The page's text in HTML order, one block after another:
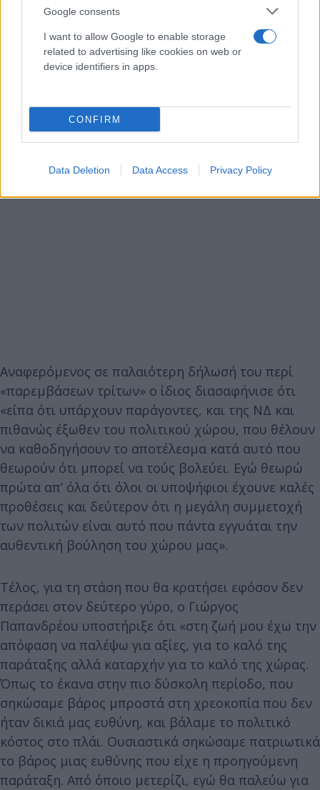
Google consents
I want to allow Google to enable storage
related to advertising like cookies on web or
device identifiers in apps.
CONFIRM
Data Deletion Data Access Privacy Policy
Αναφερόμενος σε παλαιότερη δήλωσή του περί
«παρεμβάσεων τρίτων» ο ίδιος διασαφήνισε ότι
«είπα ότι υπάρχουν παράγοντες, και της ΝΔ και
πιθανώς έξωθεν του πολιτικού χώρου, που θέλουν
να καθοδηγήσουν το αποτέλεσμα κατά αυτό που
θεωρούν ότι μπορεί να τούς βολεύει. Εγώ θεωρώ
πρώτα απ’ όλα ότι όλοι οι υποψήφιοι έχουνε καλές
προθέσεις και δεύτερον ότι η μεγάλη συμμετοχή
των πολιτών είναι αυτό που πάντα εγγυάται την
αυθεντική βούληση του χώρου μας».
Τέλος, για τη στάση που θα κρατήσει εφόσον δεν
περάσει στον δεύτερο γύρο, ο Γιώργος
Παπανδρέου υποστήριξε ότι «στη ζωή μου έχω την
απόφαση να παλέψω για αξίες, για το καλό της
παράταξης αλλά καταρχήν για το καλό της χώρας.
Όπως το έκανα στην πιο δύσκολη περίοδο, που
σηκώσαμε βάρος μπροστά στη χρεοκοπία που δεν
ήταν δικιά μας ευθύνη, και βάλαμε το πολιτικό
κόστος στο πλάι. Ουσιαστικά σηκώσαμε πατριωτικά
το βάρος μιας ευθύνης που είχε η προηγούμενη
παράταξη. Από όποιο μετερίζι, εγώ θα παλεύω για